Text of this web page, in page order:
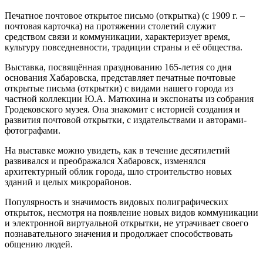
Печатное почтовое открытое письмо (открытка) (с 1909 г. –
почтовая карточка) на протяжении столетий служит
средством связи и коммуникации, характеризует время,
культуру повседневности, традиции страны и её общества.
Выставка, посвящённая празднованию 165-летия со дня
основания Хабаровска, представляет печатные почтовые
открытые письма (открытки) с видами нашего города из
частной коллекции Ю.А. Матюхина и экспонаты из собрания
Гродековского музея. Она знакомит с историей создания и
развития почтовой открытки, с издательствами и авторами-
фотографами.
На выставке можно увидеть, как в течение десятилетий
развивался и преображался Хабаровск, изменялся
архитектурный облик города, шло строительство новых
зданий и целых микрорайонов.
Популярность и значимость видовых полиграфических
открыток, несмотря на появление новых видов коммуникации
и электронной виртуальной открытки, не утрачивает своего
познавательного значения и продолжает способствовать
общению людей.